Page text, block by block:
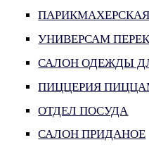
ПАРИКМАХЕРСКАЯ
УНИВЕРСАМ
САЛОН ОДЕЖДЫ
ПИЦЦЕРИЯ
ОТДЕЛ ПОСУДА
САЛОН ПРИДАНОЕ